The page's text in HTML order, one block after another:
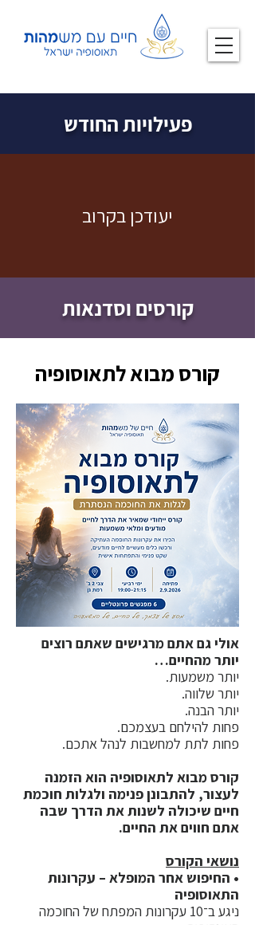
פעילויות החודש
יעודכן בקרוב
קורסים וסדנאות
קורס מבוא לתאוסופיה
אולי גם אתם מרגישים שאתם רוצים
יותר מהחיים…
יותר משמעות.
יותר שלווה.
יותר הבנה.
פחות להילחם בעצמכם.
פחות לתת למחשבות לנהל אתכם.
קורס מבוא לתאוסופיה הוא הזמנה
לעצור, להתבונן פנימה ולגלות חוכמת
חיים שיכולה לשנות את הדרך שבה
אתם חווים את החיים.
נושאי הקורס
• החיפוש אחר המופלא – עקרונות
התאוסופיה
ניגע ב־10 עקרונות המפתח של החוכמה